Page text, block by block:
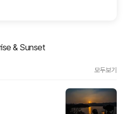
& Sunset
모두보기